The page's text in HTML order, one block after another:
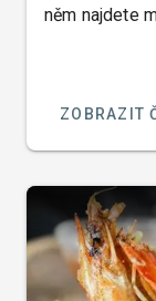
něm najdete
ZOBRAZIT